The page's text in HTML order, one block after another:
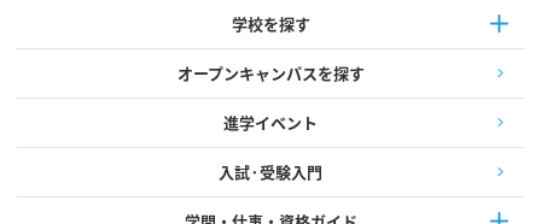
学校を探す
オープンキャンパスを探す
進学イベント
入試·受験入門